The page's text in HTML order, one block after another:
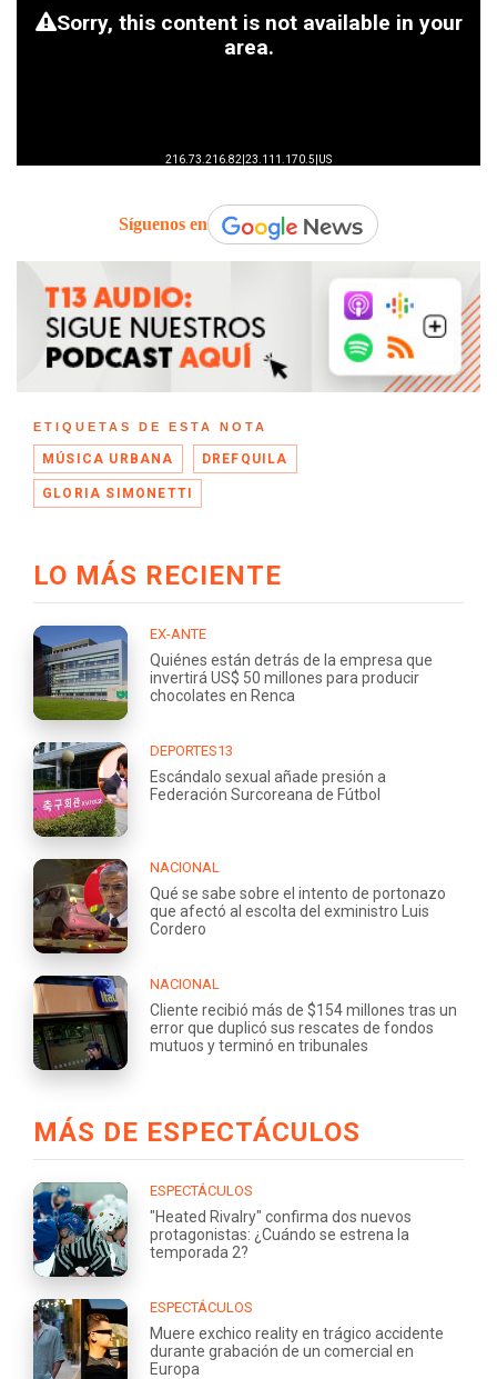
Síguenos en
ETIQUETAS DE ESTA NOTA
MÚSICA URBANA DREFQUILA
GLORIA SIMONETTI
LO MÁS RECIENTE
EX-ANTE
Quiénes están detrás de la empresa que
invertirá US$ 50 millones para producir
chocolates en Renca
DEPORTES13
Escándalo sexual añade presión a
Federación Surcoreana de Fútbol
NACIONAL
Qué se sabe sobre el intento de portonazo
que afectó al escolta del exministro Luis
Cordero
NACIONAL
Cliente recibió más de $154 millones tras un
error que duplicó sus rescates de fondos
mutuos y terminó en tribunales
MÁS DE ESPECTÁCULOS
ESPECTÁCULOS
"Heated Rivalry" confirma dos nuevos
protagonistas: ¿Cuándo se estrena la
temporada 2?
ESPECTÁCULOS
Muere exchico reality en trágico accidente
durante grabación de un comercial en
Europa